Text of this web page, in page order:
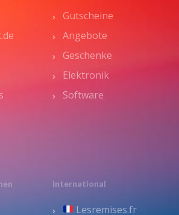
Gutscheine
Angebote
Geschenke
Elektronik
Software
International
Lesremises.fr